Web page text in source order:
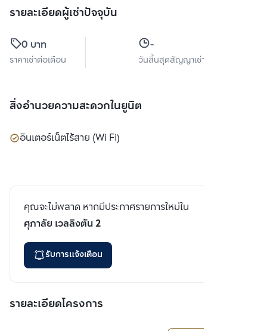
รายละเอียดผู้เช่าปัจจุบัน
0 บาท
ราคาเช่าต่อเดือน
-
วันสิ้นสุดสัญญาเช่า
สิ่งอำนวยความสะดวกในยูนิต
อินเตอร์เน็ตไร้สาย (Wi Fi)
คุณจะไม่พลาด หากมีประกาศรายการใหม่ใน
ศุภาลัย เวลลิงตัน 2
รับการแจ้งเตือน
รายละเอียดโครงการ